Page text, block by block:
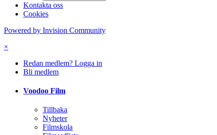
Kontakta oss
Cookies
Powered by Invision Community
×
Redan medlem? Logga in
Bli medlem
Voodoo Film
Tillbaka
Nyheter
Filmskola